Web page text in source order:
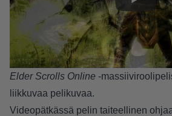
Elder Scrolls Online -
liikkuvaa pelikuvaa.
Videopätkässä pelin taiteellinen